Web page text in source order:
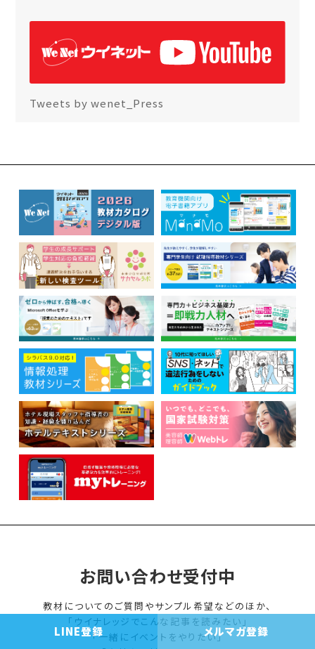
Tweets by wenet_Press
LINE登録 メルマガ登録
お問い合わせ受付中
教材についてのご質問やサンプル希望などのほか、
「ウイナレッジでこんな記事を読みたい」
「一緒にイベントをやりたい」